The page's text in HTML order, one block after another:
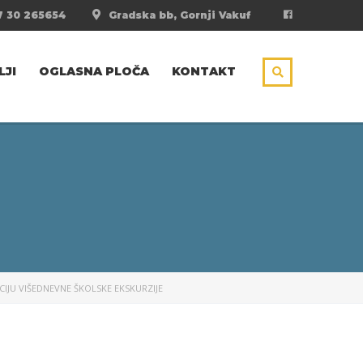
Gradska bb, Gornji Vakuf
30 265654
OGLASNA PLOČA KONTAKT
VIŠEDNEVNE ŠKOLSKE EKSKURZIJE